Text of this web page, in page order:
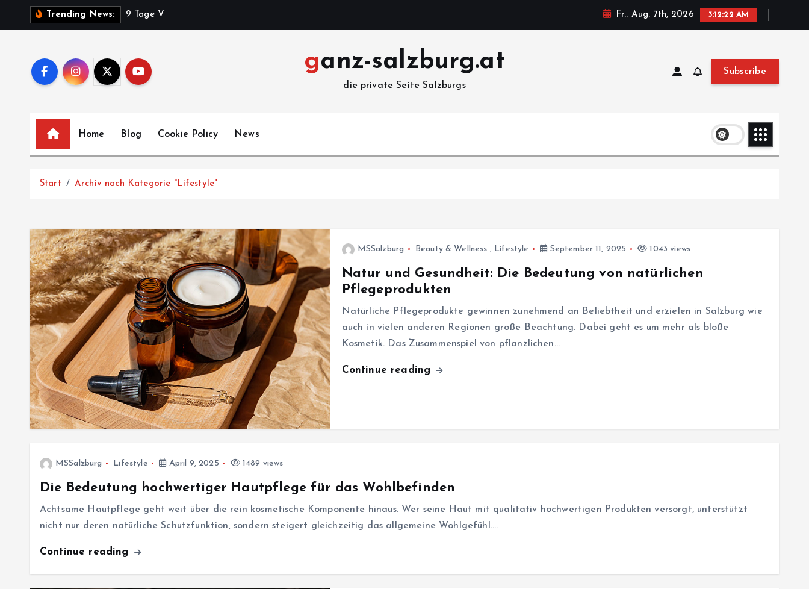
Trending News: 9 ag e Vo Fr.. Aug. 7th, 2026 3:12:24 AM
ganz-salzburg.at
die private Seite Salzburgs
Subscribe
Home Blog Cookie Policy News
Start Archiv nach Kategorie "Lifestyle"
MSSalzburg Beauty & Wellness , Lifestyle September 11, 2025 1043 views
Natur und Gesundheit: Die Bedeutung von natürlichen
Pflegeprodukten
Natürliche Pflegeprodukte gewinnen zunehmend an Beliebtheit und erzielen in Salzburg wie
auch in vielen anderen Regionen große Beachtung. Dabei geht es um mehr als bloße
Kosmetik. Das Zusammenspiel von pflanzlichen…
Continue reading
MSSalzburg Lifestyle April 9, 2025 1489 views
Die Bedeutung hochwertiger Hautpflege für das Wohlbefinden
Achtsame Hautpflege geht weit über die rein kosmetische Komponente hinaus. Wer seine Haut mit qualitativ hochwertigen Produkten versorgt, unterstützt
nicht nur deren natürliche Schutzfunktion, sondern steigert gleichzeitig das allgemeine Wohlgefühl.…
Continue reading